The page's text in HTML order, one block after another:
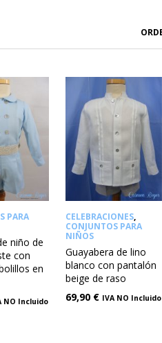
PARA
niño de
con
en
NO Incluido
CELEBRACIONES,
CONJUNTOS PARA
NIÑOS
Guayabera de lino
blanco con pantalón
beige de raso
69,90 € IVA NO Incluido